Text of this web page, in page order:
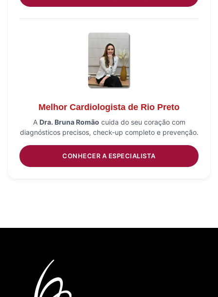
Melhor Cardiologista de Rio Preto
A Dra. Bruna Romão cuida do seu coração com
diagnósticos precisos, check-up completo e prevenção.
CONHECER A ESPECIALISTA